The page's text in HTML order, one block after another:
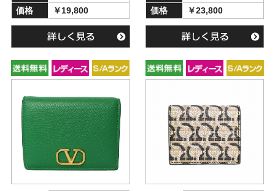
価格
￥19,800
価格
￥23,800